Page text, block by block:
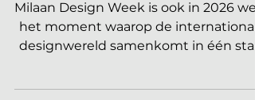
designweek van het jaar
Milaan Design Week is ook in 2026